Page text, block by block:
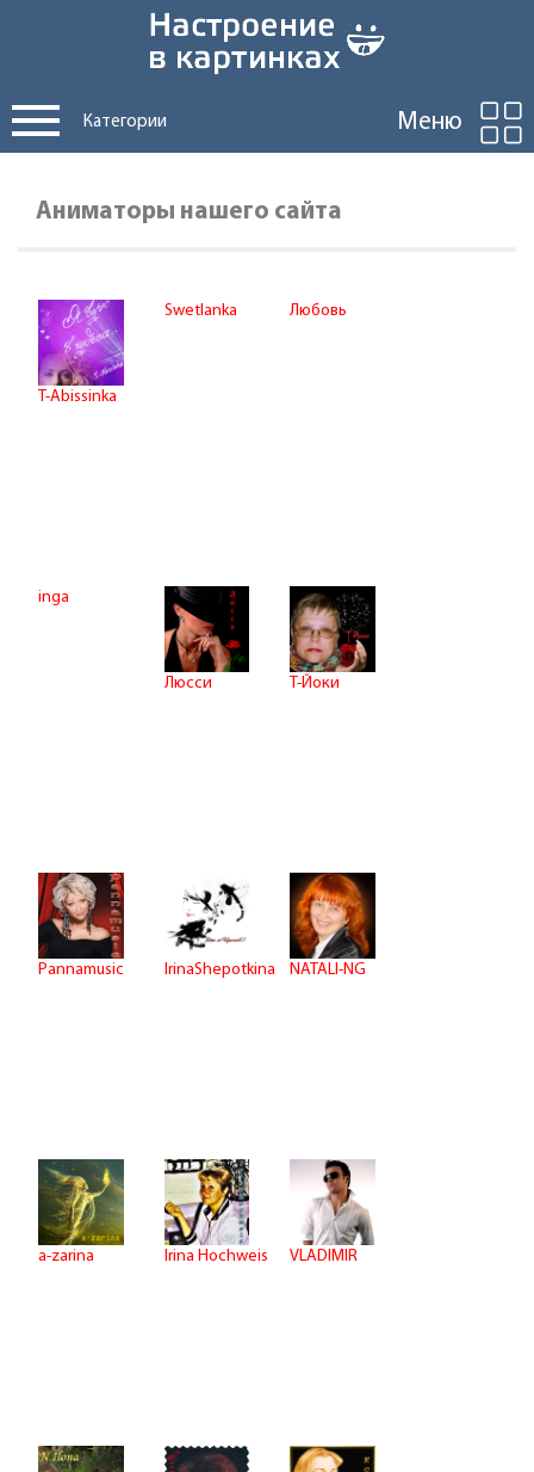
Категории Меню
Аниматоры нашего сайта
T-Abissinka
Swetlanka Любовь
inga
Люсси Т-Йоки
Pannamusic IrinaShepotkina NATALI-NG
a-zarina Irina Hochweis VLADIMIR